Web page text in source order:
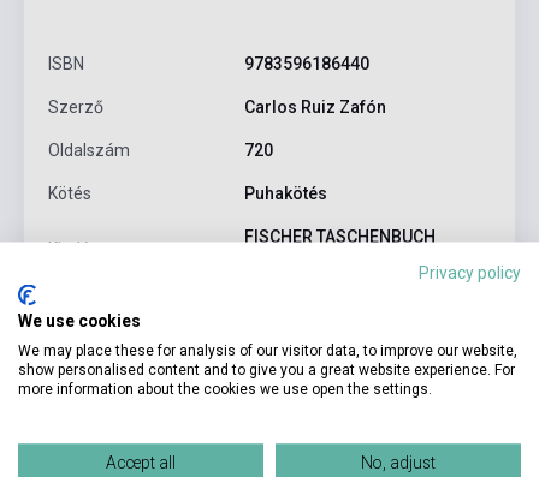
ISBN 9783596186440
Szerző Carlos Ruiz Zafón
Oldalszám 720
Kötés Puhakötés
Kiadó
FISCHER TASCHENBUCH
Kiadás sorszám 15
Formátum Könyv
Privacy policy
We use cookies
We may place these for analysis of our visitor data, to improve our website,
show personalised content and to give you a great website experience. For
more information about the cookies we use open the settings.
Accept all No, adjust